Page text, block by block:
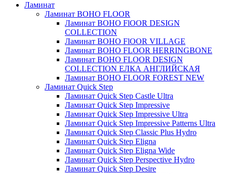
Ламинат
Ламинат BOHO FLOOR
Ламинат BOHO FlOOR DESIGN
COLLECTION
Ламинат BOHO FlOOR VILLAGE
Ламинат BOHO FLOOR HERRINGBONE
Ламинат BOHO FLOOR DESIGN
COLLECTION ЕЛКА АНГЛИЙСКАЯ
Ламинат BOHO FLOOR FOREST NEW
Ламинат Quick Step
Ламинат Quick Step Castle Ultra
Ламинат Quick Step Impressive
Ламинат Quick Step Impressive Ultra
Ламинат Quick Step Impressive Patterns Ultra
Ламинат Quick Step Classic Plus Hydro
Ламинат Quick Step Eligna
Ламинат Quick Step Eligna Wide
Ламинат Quick Step Perspective Hydro
Ламинат Quick Step Desire